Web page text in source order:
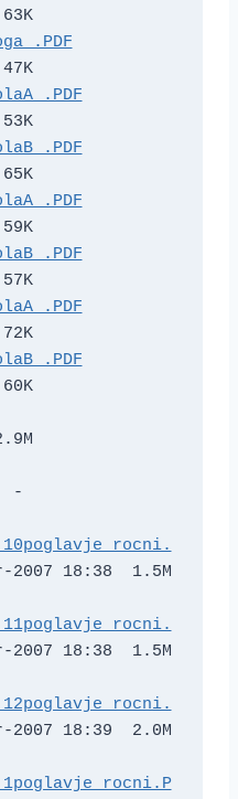
63K
47K
53K
65K
59K
57K
72K
60K
-
2007 18:38  1.5M
2007 18:38  1.5M
2007 18:39  2.0M